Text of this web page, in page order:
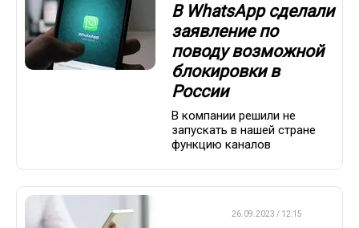
В WhatsApp сделали
заявление по
поводу возможной
блокировки в
России
В компании решили не
запускать в нашей стране
функцию каналов
26.09.2023 / 12:15